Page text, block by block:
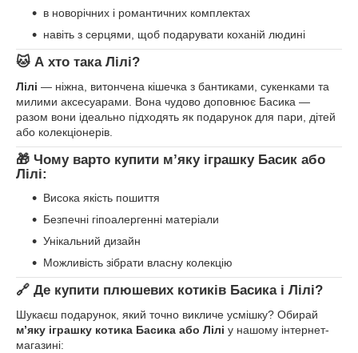
в новорічних і романтичних комплектах
навіть з серцями, щоб подарувати коханій людині
🐱 А хто така Лілі?
Лілі — ніжна, витончена кішечка з бантиками, сукенками та
милими аксесуарами. Вона чудово доповнює Басика —
разом вони ідеально підходять як подарунок для пари, дітей
або колекціонерів.
🎁 Чому варто купити м’яку іграшку Басик або
Лілі:
Висока якість пошиття
Безпечні гіпоалергенні матеріали
Унікальний дизайн
Можливість зібрати власну колекцію
🔗 Де купити плюшевих котиків Басика і Лілі?
Шукаєш подарунок, який точно викличе усмішку? Обирай
м’яку іграшку котика Басика або Лілі у нашому інтернет-
магазині: